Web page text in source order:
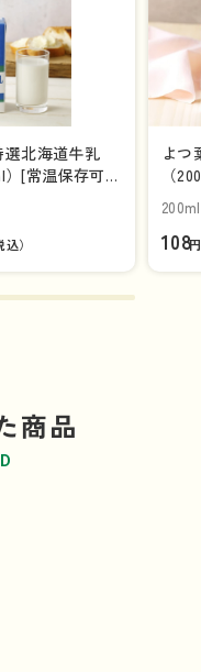
選北海道牛乳
）[常温保存可能
）
よつ
（
200ml
108
商品